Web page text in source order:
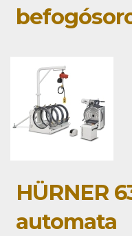
HÜRNER
automata